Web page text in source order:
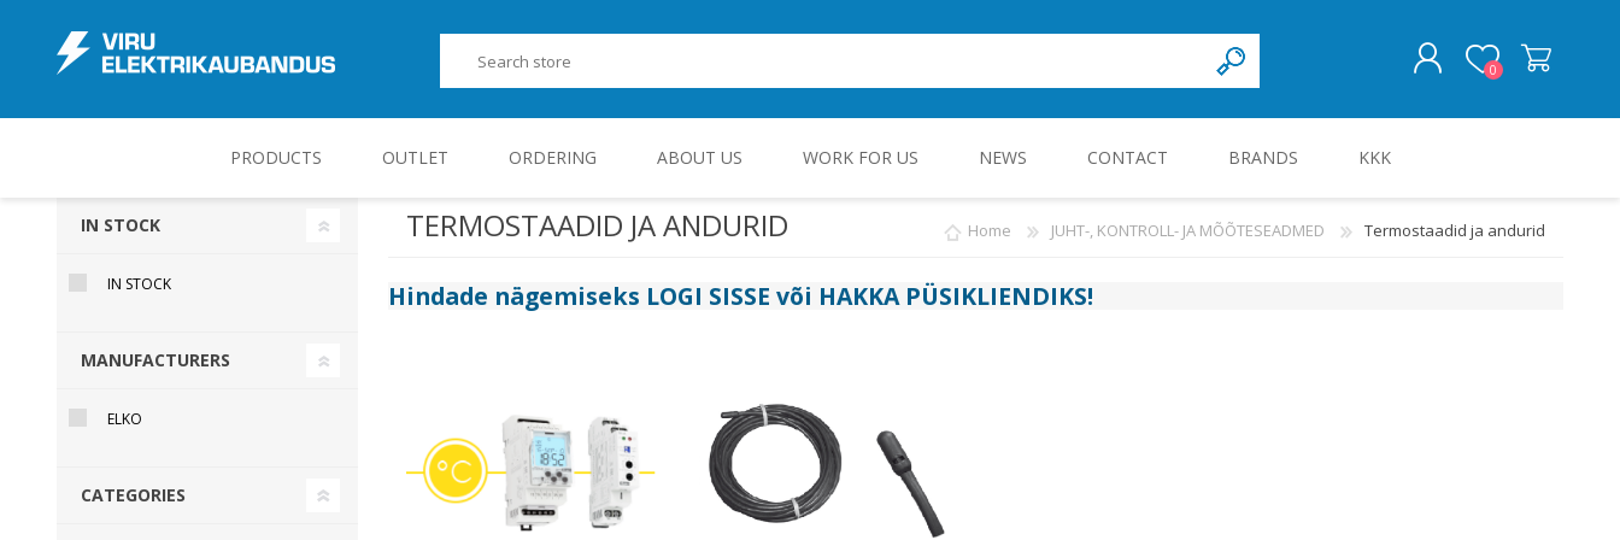
0
PRODUCTS
JUHT-, KONTROLL- JA MÕÕTESEADMED ROHEENERGIA JA TÖÖSTUSELEKTROONIKA
OUTLET ORDERING ABOUT US WORK FOR US NEWS CONTACT BRANDS KKK
TERMOSTAADID JA ANDURID Home JUHT-, KONTROLL- JA MÕÕTESEADMED Termostaadid ja andurid
Hindade nägemiseks LOGI SISSE või HAKKA PÜSIKLIENDIKS!
IN STOCK
IN STOCK
MANUFACTURERS
ELKO
CATEGORIES